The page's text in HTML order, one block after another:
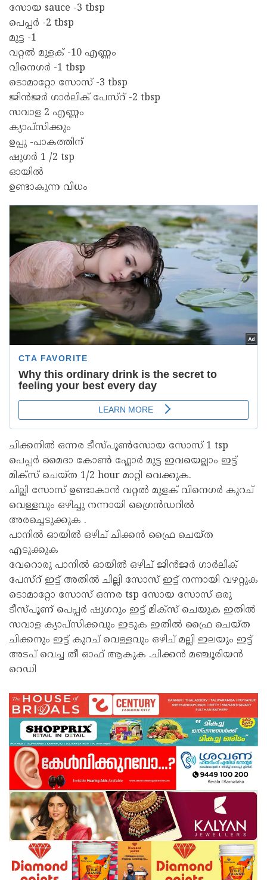
സോയ sauce -3 tbsp
പെപ്പർ -2 tbsp
മുട്ട -1
വറ്റൽ മുളക് -10 എണ്ണം
വിനെഗർ -1 tbsp
ടൊമാറ്റോ സോസ് -3 tbsp
ജിൻജർ ഗാർലിക് പേസ്റ് -2 tbsp
സവാള 2 എണ്ണം
ക്യാപ്സിക്കും
ഉപ്പു -പാകത്തിന്
ഷുഗർ 1 /2 tsp
ഓയിൽ
ഉണ്ടാകുന്ന വിധം
ചിക്കനിൽ ഒന്നര ടീസ്പൂൺസോയ സോസ് 1 tsp
പെപ്പർ മൈദാ കോൺ ഫ്ലോർ മുട്ട ഇവയെല്ലാം ഇട്ട്
മിക്സ് ചെയ്ത 1/2 hour മാറ്റി വെക്കുക.
ചില്ലി സോസ് ഉണ്ടാകാൻ വറ്റൽ മുളക് വിനെഗർ കുറച്
വെള്ളവും ഒഴിച്ചു നന്നായി ഗ്രൈൻഡറിൽ
അരച്ചെടുക്കുക .
പാനിൽ ഓയിൽ ഒഴിച് ചിക്കൻ ഫ്രൈ ചെയ്ത
എടുക്കുക
വേറൊരു പാനിൽ ഓയിൽ ഒഴിച് ജിൻജർ ഗാർലിക്
പേസ്റ് ഇട്ട് അതിൽ ചില്ലി സോസ് ഇട്ട് നന്നായി വഴറ്റുക
ടൊമാറ്റോ സോസ് ഒന്നര tsp സോയ സോസ് ഒരു
ടീസ്പൂണ് പെപ്പർ ഷുഗറും ഇട്ട് മിക്സ് ചെയുക ഇതിൽ
സവാള ക്യാപ്സിക്കവും ഇടുക ഇതിൽ ഫ്രൈ ചെയ്ത
ചിക്കനും ഇട്ട് കുറച് വെള്ളവും ഒഴിച് മല്ലി ഇലയും ഇട്ട്
അടപ് വെച്ച തീ ഓഫ് ആകുക .ചിക്കൻ മഞ്ചൂരിയൻ
റെഡി